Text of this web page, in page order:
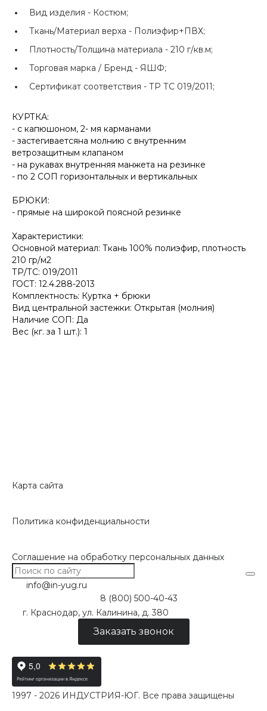
Вид изделия - Костюм;
Ткань/Материал верха - Полиэфир+ПВХ;
Плотность/Толщина материала - 210 г/кв.м;
Торговая марка / Бренд - ЯШФ;
Сертификат соответствия - ТР ТС 019/2011;
КУРТКА:
- с капюшоном, 2- мя карманами
- застегиваетсяна молнию с внутренним
ветрозащитным клапаном
- на рукавах внутренняя манжета на резинке
- по 2 СОП горизонтальных и вертикальных
БРЮКИ:
- прямые на широкой поясной резинке
Характеристики:
Основной материал: Ткань 100% полиэфир, плотность
210 гр/м2
ТР/ТС: 019/2011
ГОСТ: 12.4.288-2013
Комплектность: Куртка + брюки
Вид центральной застежки: Открытая (молния)
Наличие СОП: Да
Вес (кг. за 1 шт.): 1
Карта сайта
Политика конфиденциальности
Соглашение на обработку персональных данных
info@in-yug.ru
8 (800) 500-40-43
г. Краснодар, ул. Калинина, д. 380
Заказать звонок
1997 - 2026 ИНДУСТРИЯ-ЮГ. Все права защищены